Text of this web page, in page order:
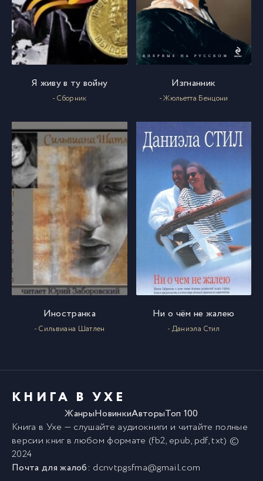
Я живу в ту войну
- Сборник
Изгнанник
- Жюльетта Бенцони
Иностранка
- Сильвиана Шатлен
Ни о чём не жалею
- Даниэла Стил
КНИГА В УХЕ
ЖанрыНовинкиАвторыТоп 100
Книга в Ухе — слушайте аудиокниги и читайте полные
версии книгв любом формате (fb2, epub, pdf, txt) ©
2024
Почта для жалоб: dcnvtpgsfma@gmail.com